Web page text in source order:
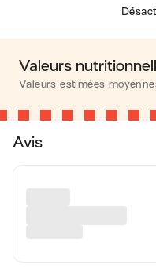
Valeurs
Valeurs estimées
Calories
Avis